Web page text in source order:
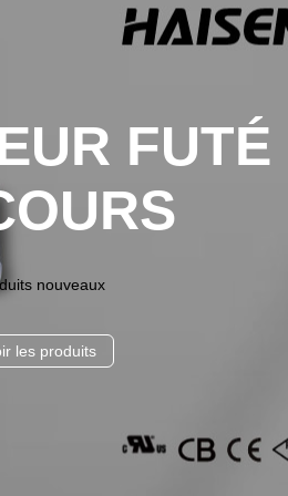
FUTÉ
nouveaux
les produits